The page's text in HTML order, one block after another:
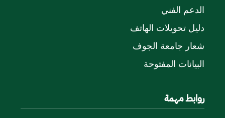
الدعم الفني
دليل تحويلات الهاتف
شعار جامعة الجوف
البيانات المفتوحة
روابط مهمة